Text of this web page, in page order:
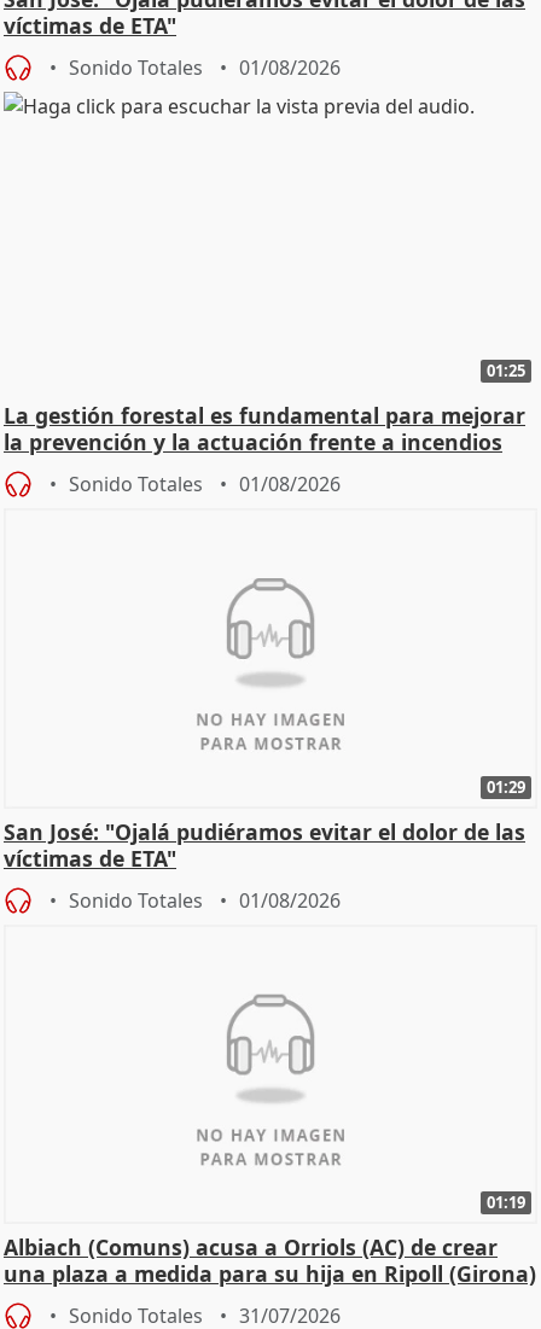
víctimas de ETA"
Sonido Totales 01/08/2026
01:25
La gestión forestal es fundamental para mejorar
la prevención y la actuación frente a incendios
Sonido Totales 01/08/2026
01:29
San José: "Ojalá pudiéramos evitar el dolor de las
víctimas de ETA"
Sonido Totales 01/08/2026
01:19
Albiach (Comuns) acusa a Orriols (AC) de crear
una plaza a medida para su hija en Ripoll (Girona)
Sonido Totales 31/07/2026